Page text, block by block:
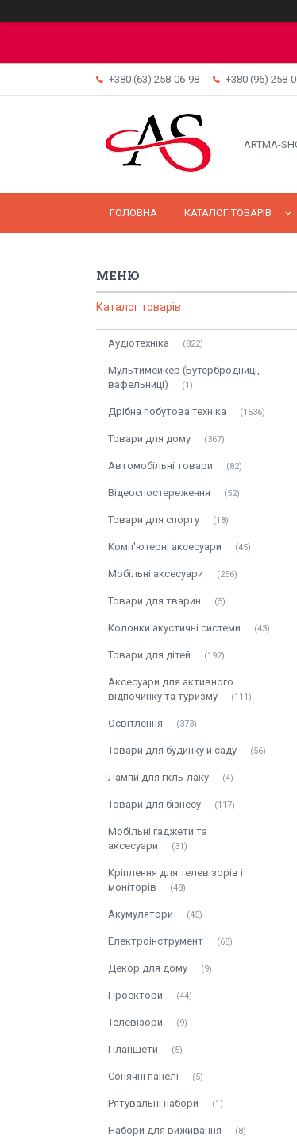
+380 (63) 258-06-98 +380 (96) 258-
ARTMA-
ГОЛОВНА КАТАЛОГ ТОВАРІВ
Каталог товарів
Аудіотехніка 822
Мультимейкер (Бутербродниці,
вафельниці)
1
Дрібна побутова техніка 1536
Товари для дому 367
Автомобільні товари 82
Відеоспостереження 52
Товари для спорту 18
Комп'ютерні аксесуари 45
Мобільні аксесуари 256
Товари для тварин 5
Колонки акустичні системи 43
Товари для дітей 192
Аксесуари для активного
відпочинку та туризму
111
Освітлення 373
Товари для будинку й саду 56
Лампи для гкль-лаку 4
Товари для бізнесу 117
Мобільні гаджети та
аксесуари
31
Кріплення для телевізорів і
моніторів
48
Акумулятори 45
Електроінструмент 68
Декор для дому 9
Проектори 44
Телевізори 9
Планшети 5
Сонячні панелі 5
Рятувальні набори 1
Набори для виживання 8